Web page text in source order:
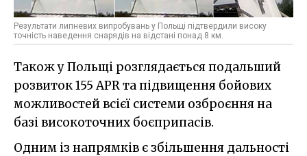
Результати липневих випробувань у Польщі підтвердили високу
точність наведення снарядів на відстані понад 8 км.
Також у Польщі розглядається подальший
розвиток 155 APR та підвищення бойових
можливостей всієї системи озброєння на
базі високоточних боєприпасів.
Одним із напрямків є збільшення дальності